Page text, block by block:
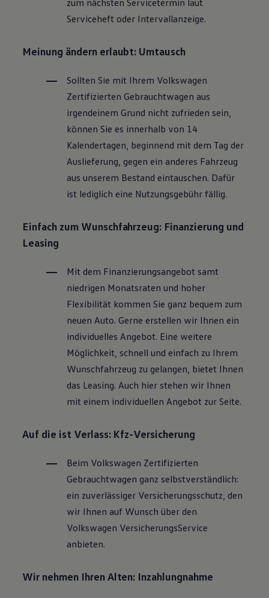
Handy und Fahrzeug verbinden
Vorgängermodelle
Volkswagen Kundenbetreuung
Warn- und Kontrollleuchten
Assistenzsysteme
Digitale Betriebsanleitung
Live Beratung
Magazin
Lifestyle
Transport
Familie
Elektromobilität
Volkswagen R
Pannen- und Unfallhilfe
Serviceheft oder Intervallanzeige.
Meinung ändern erlaubt: Umtausch
Sollten Sie mit Ihrem Volkswagen
Zertifizierten Gebrauchtwagen aus
irgendeinem Grund nicht zufrieden sein,
können Sie es innerhalb von 14
Kalendertagen, beginnend mit dem Tag der
Auslieferung, gegen ein anderes Fahrzeug
aus unserem Bestand eintauschen. Dafür
ist lediglich eine Nutzungsgebühr fällig.
Einfach zum Wunschfahrzeug: Finanzierung und
Leasing
Mit dem Finanzierungsangebot samt
niedrigen Monatsraten und hoher
Flexibilität kommen Sie ganz bequem zum
neuen Auto. Gerne erstellen wir Ihnen ein
individuelles Angebot. Eine weitere
Möglichkeit, schnell und einfach zu Ihrem
Wunschfahrzeug zu gelangen, bietet Ihnen
das Leasing. Auch hier stehen wir Ihnen
mit einem individuellen Angebot zur Seite.
Auf die ist Verlass: Kfz-Versicherung
Beim Volkswagen Zertifizierten
Gebrauchtwagen ganz selbstverständlich:
ein zuverlässiger Versicherungsschutz, den
wir Ihnen auf Wunsch über den
Volkswagen VersicherungsService
anbieten.
Wir nehmen Ihren Alten: Inzahlungnahme